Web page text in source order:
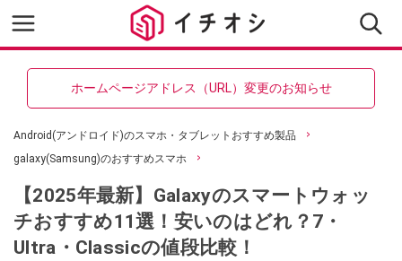
ホームページアドレス（URL）変更のお知らせ
Android(アンドロイド)のスマホ・タブレットおすすめ製品
galaxy(Samsung)のおすすめスマホ
【2025年最新】Galaxyのスマートウォッ
チおすすめ11選！安いのはどれ？7・
Ultra・Classicの値段比較！